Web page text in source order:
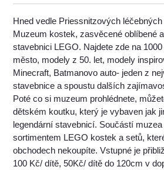
Hned vedle Priessnitzových
Muzeum kostek, zasvěcené oblíbené
stavebnici LEGO. Najdete zde na
město, modely z 50. let, modely
Minecraft, Batmanovo auto- jeden z
stavebnice a spoustu dalších
Poté co si muzeum prohlédnete,
dětském koutku, který je vybaven jak
legendární stavebnicí. Součástí
sortimentem LEGO kostek a setů,
obchodech nekoupíte. Vstupné je
100 Kč/ dítě, 50Kč/ dítě do 120cm v